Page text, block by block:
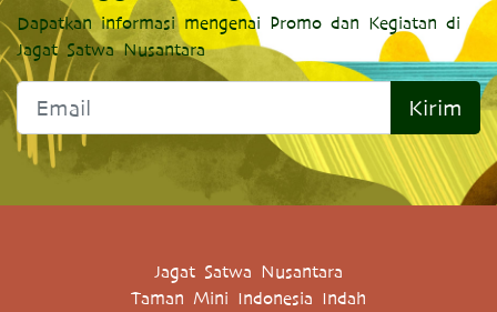
Dapatkan informasi mengenai Promo dan Kegiatan di
Jagat Satwa Nusantara
Kirim
Jagat Satwa Nusantara
Taman Mini Indonesia Indah